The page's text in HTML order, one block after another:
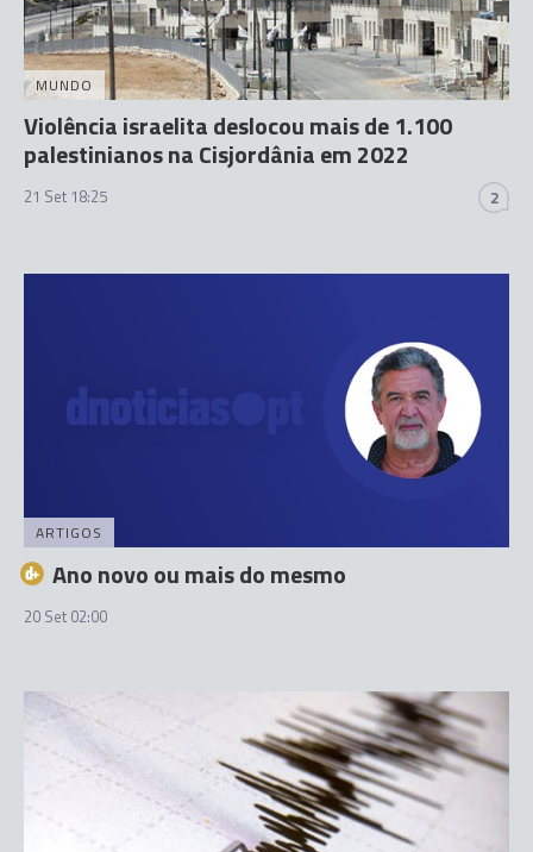
MUNDO
Violência israelita deslocou mais de 1.100
palestinianos na Cisjordânia em 2022
21 Set 18:25 2
ARTIGOS
Ano novo ou mais do mesmo
20 Set 02:00